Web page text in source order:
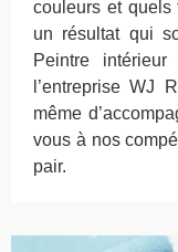
couleurs et quels
un résultat qui
Peintre
l’entreprise WJ
même
vous à nos
pair.